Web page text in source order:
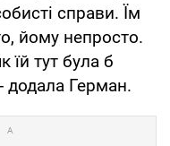
справи. Їм
йому непросто.
їй тут була б
додала Герман.